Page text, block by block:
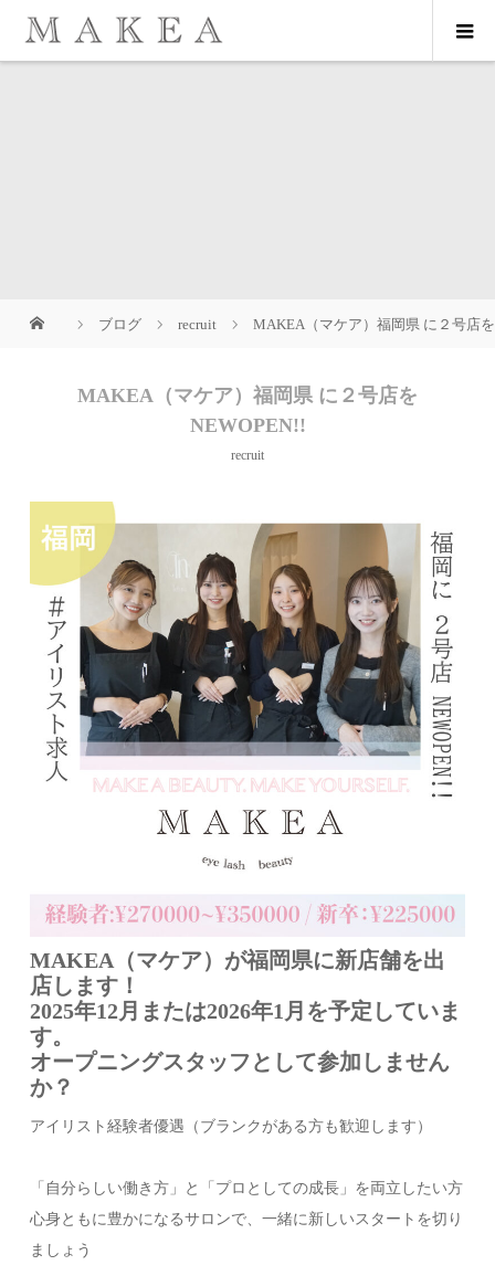
ブログ recruit MAKEA（マケア）福岡県 に２号店
MAKEA（マケア）福岡県 に２号店を
NEWOPEN!!
recruit
MAKEA（マケア）が福岡県に新店舗を出
店します！
2025年12月または2026年1月を予定していま
す。
オープニングスタッフとして参加しません
か？
アイリスト経験者優遇（ブランクがある方も歓迎します）
「自分らしい働き方」と「プロとしての成長」を両立したい方
心身ともに豊かになるサロンで、一緒に新しいスタートを切り
ましょう